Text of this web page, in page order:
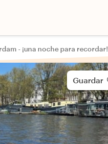
- ¡una noche para recordar!
Guardar